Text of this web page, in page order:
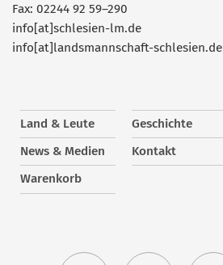
Fax: 02244 92 59–290
info[at]schlesien-lm.de
info[at]landsmannschaft-schlesien.de
Land & Leute Geschichte
News & Medien
Kontakt
Warenkorb